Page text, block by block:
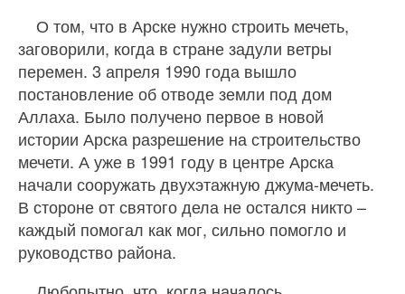
О том, что в Арске нужно строить мечеть,
заговорили, когда в стране задули ветры
перемен. 3 апреля 1990 года вышло
постановление об отводе земли под дом
Аллаха. Было получено первое в новой
истории Арска разрешение на строительство
мечети. А уже в 1991 году в центре Арска
начали сооружать двухэтажную джума-мечеть.
В стороне от святого дела не остался никто –
каждый помогал как мог, сильно помогло и
руководство района.